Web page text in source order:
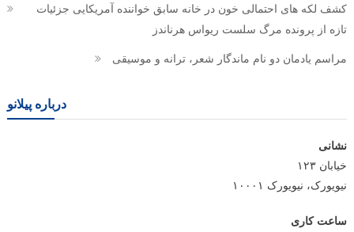
کشف لکه های احتمالی خون در خانه سابق خواننده آمریکایی جزئیات
تازه از پرونده مرگ سلست ریواس هرناندز
مراسم یادمان دو نام ماندگار شعر، ترانه و موسیقی
درباره پیلانو
نشانی
خیابان ۱۲۳
نیویورک، نیویورک ۱۰۰۰۱
ساعت کاری